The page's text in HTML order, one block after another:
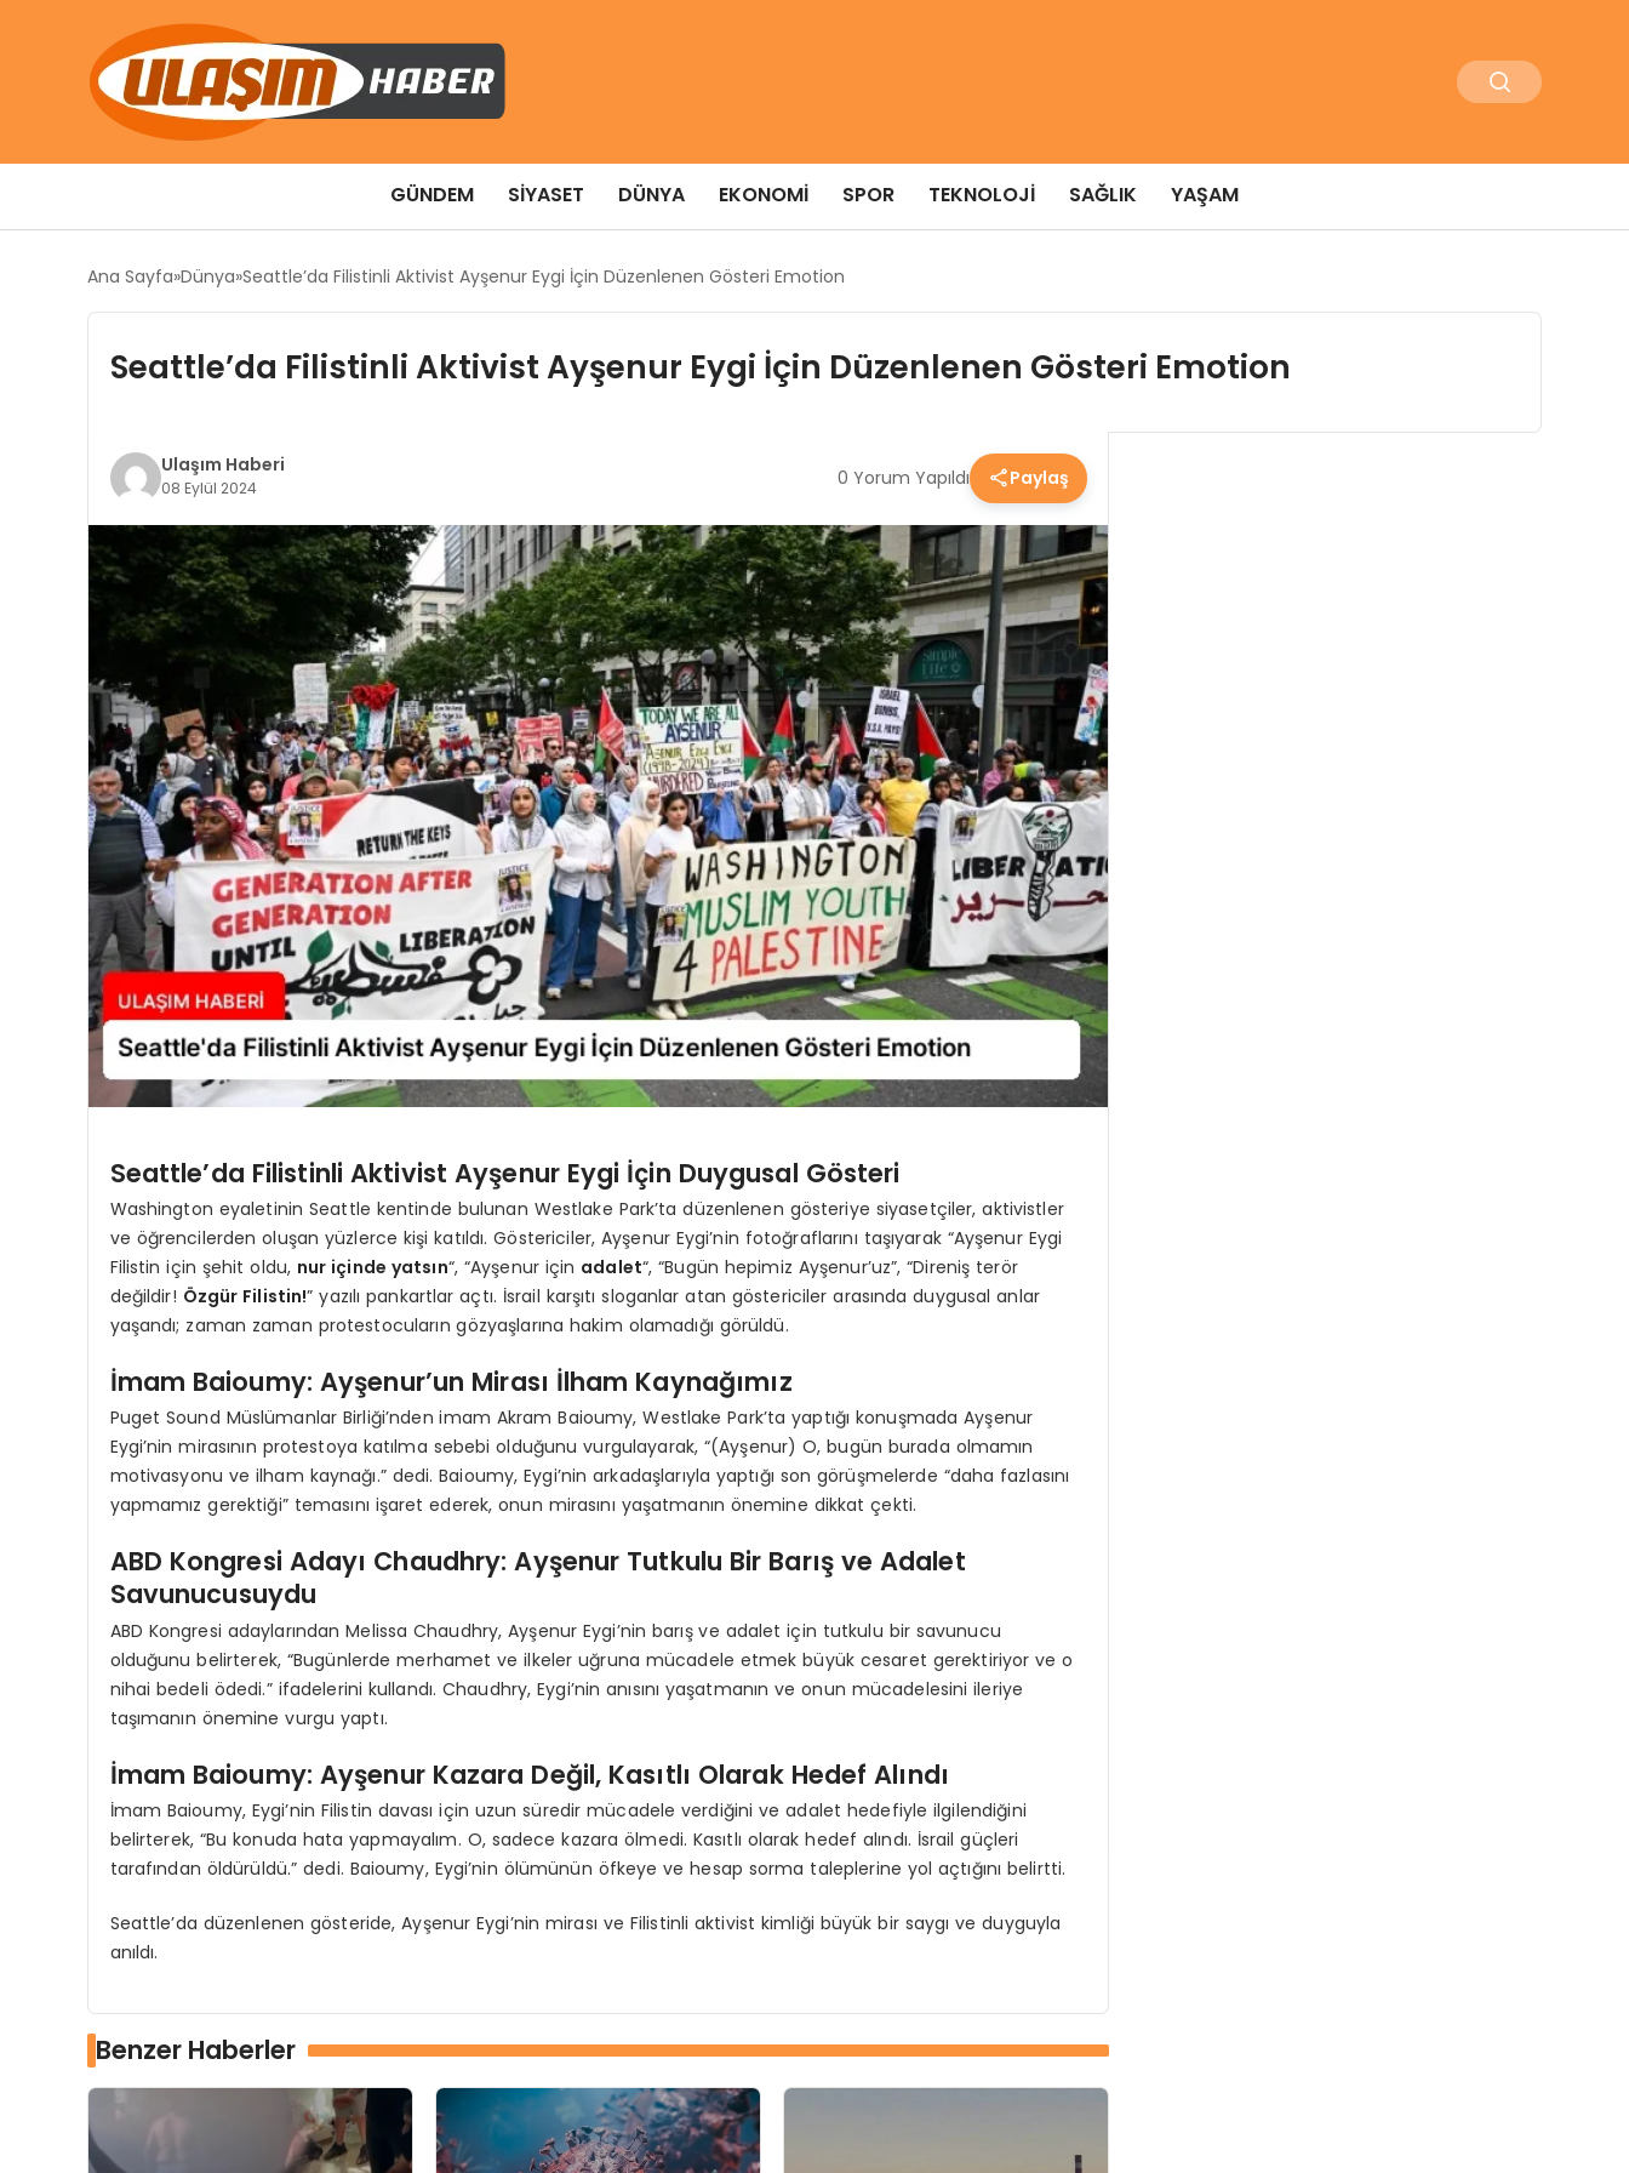
GÜNDEM SIYASET DÜNYA EKONOMI SPOR TEKNOLOJI SAĞLIK YAŞAM
Ana Sayfa Dünya Seattle’da Filistinli Aktivist Ayşenur Eygi İçin Düzenlenen Gösteri Emotion
Seattle’da Filistinli Aktivist Ayşenur Eygi İçin Düzenlenen Gösteri Emotion
Ulaşım Haberi
08 Eylül 2024 0 Yorum Yapıldı Paylaş
Seattle’da Filistinli Aktivist Ayşenur Eygi İçin Duygusal Gösteri
Washington eyaletinin Seattle kentinde bulunan Westlake Park’ta düzenlenen gösteriye siyasetçiler, aktivistler
ve öğrencilerden oluşan yüzlerce kişi katıldı. Göstericiler, Ayşenur Eygi’nin fotoğraflarını taşıyarak “Ayşenur Eygi
Filistin için şehit oldu, nur içinde yatsın“, “Ayşenur için adalet“, “Bugün hepimiz Ayşenur’uz”, “Direniş terör
değildir! Özgür Filistin!” yazılı pankartlar açtı. İsrail karşıtı sloganlar atan göstericiler arasında duygusal anlar
yaşandı; zaman zaman protestocuların gözyaşlarına hakim olamadığı görüldü.
İmam Baioumy: Ayşenur’un Mirası İlham Kaynağımız
Puget Sound Müslümanlar Birliği’nden imam Akram Baioumy, Westlake Park’ta yaptığı konuşmada Ayşenur
Eygi’nin mirasının protestoya katılma sebebi olduğunu vurgulayarak, “(Ayşenur) O, bugün burada olmamın
motivasyonu ve ilham kaynağı.” dedi. Baioumy, Eygi’nin arkadaşlarıyla yaptığı son görüşmelerde “daha fazlasını
yapmamız gerektiği” temasını işaret ederek, onun mirasını yaşatmanın önemine dikkat çekti.
ABD Kongresi Adayı Chaudhry: Ayşenur Tutkulu Bir Barış ve Adalet
Savunucusuydu
ABD Kongresi adaylarından Melissa Chaudhry, Ayşenur Eygi’nin barış ve adalet için tutkulu bir savunucu
olduğunu belirterek, “Bugünlerde merhamet ve ilkeler uğruna mücadele etmek büyük cesaret gerektiriyor ve o
nihai bedeli ödedi.” ifadelerini kullandı. Chaudhry, Eygi’nin anısını yaşatmanın ve onun mücadelesini ileriye
taşımanın önemine vurgu yaptı.
İmam Baioumy: Ayşenur Kazara Değil, Kasıtlı Olarak Hedef Alındı
İmam Baioumy, Eygi’nin Filistin davası için uzun süredir mücadele verdiğini ve adalet hedefiyle ilgilendiğini
belirterek, “Bu konuda hata yapmayalım. O, sadece kazara ölmedi. Kasıtlı olarak hedef alındı. İsrail güçleri
tarafından öldürüldü.” dedi. Baioumy, Eygi’nin ölümünün öfkeye ve hesap sorma taleplerine yol açtığını belirtti.
Seattle’da düzenlenen gösteride, Ayşenur Eygi’nin mirası ve Filistinli aktivist kimliği büyük bir saygı ve duyguyla
anıldı.
Benzer Haberler